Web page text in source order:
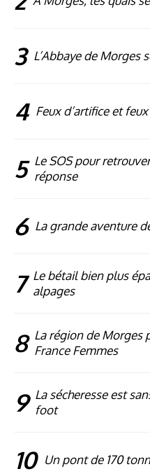
3 L’Abbaye de Morges
4 Feux d’artifice et
5 Le SOS pour
réponse
6 La grande aventure
7 Le bétail bien plus
alpages
8 La région de Morges
France Femmes
9 La sécheresse est
foot
10 Un pont de 170